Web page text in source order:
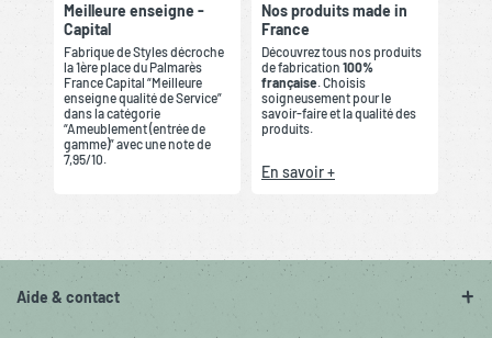
Meilleure enseigne -
Capital
Fabrique de Styles décroche
la 1ère place du Palmarès
France Capital “Meilleure
enseigne qualité de Service”
dans la catégorie
“Ameublement (entrée de
gamme)” avec une note de
7,95/10.
Nos produits made in
France
Découvrez tous nos produits
de fabrication 100%
française. Choisis
soigneusement pour le
savoir-faire et la qualité des
produits.
En savoir +
Aide & contact